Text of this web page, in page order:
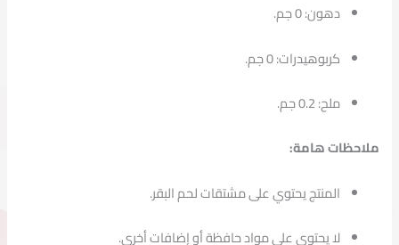
دهون:0جم.
كربوهيدرات:0جم.
ملح:0.2جم.
ملاحظاتهامة:
المنتجيحتويعلىمشتقاتلحمالبقر.
لا يحتويعلىموادحافظةأوإضافاتأخرى.